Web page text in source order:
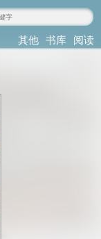
其他
书库
阅读